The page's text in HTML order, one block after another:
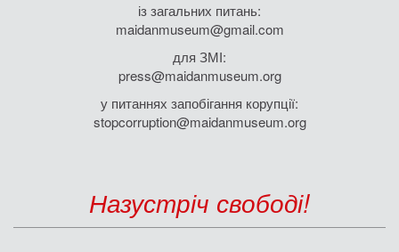
із загальних питань:
maidanmuseum@gmail.com
для ЗМІ:
press@maidanmuseum.org
у питаннях запобігання корупції:
stopcorruption@maidanmuseum.org
Назустріч свободі!